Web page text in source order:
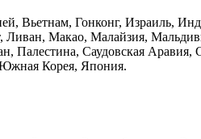
Вьетнам, Гонконг, Израиль,
Ливан, Макао, Малайзия,
Палестина, Саудовская Аравия,
Корея, Япония.